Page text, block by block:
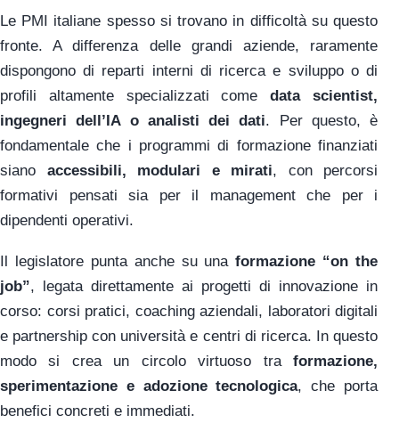
Le PMI italiane spesso si trovano in difficoltà su questo
fronte. A differenza delle grandi aziende, raramente
dispongono di reparti interni di ricerca e sviluppo o di
profili altamente specializzati comedata scientist,
ingegneri dell’IA o analisti dei dati. Per questo, è
fondamentale che i programmi di formazione finanziati
siano accessibili, modulari e mirati, con percorsi
formativi pensati sia per il management che per i
dipendenti operativi.
Il legislatore punta anche su unaformazione “on the
job”, legata direttamente ai progetti di innovazione in
corso: corsi pratici, coaching aziendali, laboratori digitali
e partnership con università e centri di ricerca. In questo
modo si crea un circolo virtuoso tra formazione,
sperimentazione e adozione tecnologica, che porta
benefici concreti e immediati.